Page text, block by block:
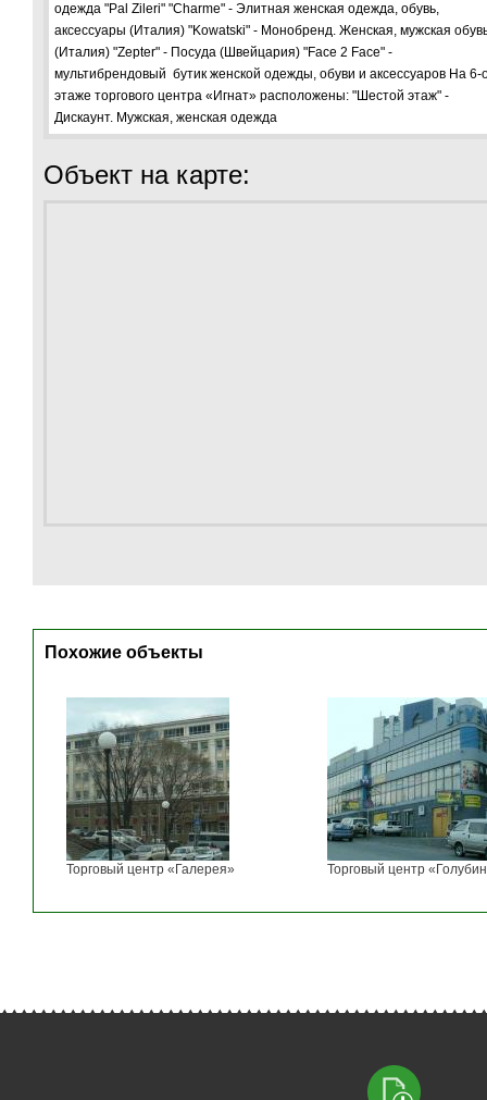
одежда "Pal Zileri" "Charme" - Элитная женская одежда, обувь,
аксессуары (Италия) "Kowatski" - Монобренд. Женская, мужская
(Италия) "Zepter" - Посуда (Швейцария) "Face 2 Face" -
мультибрендовый бутик женской одежды, обуви и аксессуаров На 6-
этаже торгового центра «Игнат» расположены: "Шестой этаж" -
Дискаунт. Мужская, женская одежда
Объект на карте:
Похожие объекты
Торговый центр «Галерея» Торговый центр